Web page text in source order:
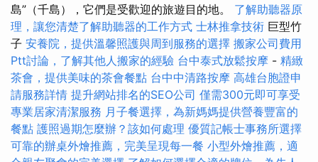
島”（千島），它們是受歡迎的旅遊目的地。 了解助聽器原
理，讓您清楚了解助聽器的工作方式 士林推拿技術 巨型竹
子 安養院，提供溫馨照護與周到服務的選擇 搬家公司費用
Ptt討論，了解其他人搬家的經驗 台中泰式放鬆按摩 - 精緻
茶會，提供美味的茶會餐點 台中中清路按摩 高雄台胞證申
請服務詳情 提升網站排名的SEO公司 僅需300元即可享受
專業居家清潔服務 月子餐選擇，為新媽媽提供營養豐富的
餐點 護照過期怎麼辦？該如何處理 優質記帳士事務所選擇
可靠的辦桌外燴推薦，完美呈現每一餐 小型外燴推薦，適